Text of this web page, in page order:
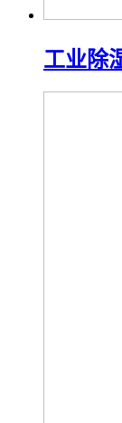
工业除